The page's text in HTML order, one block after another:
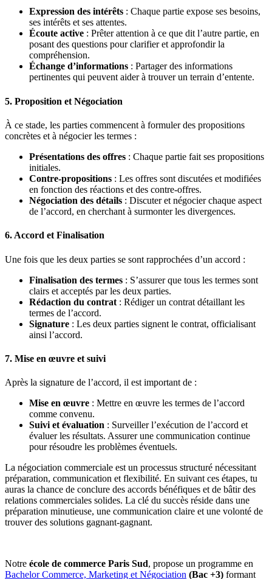
Expression des intérêts : Chaque partie expose ses besoins,
ses intérêts et ses attentes.
Écoute active : Prêter attention à ce que dit l’autre partie, en
posant des questions pour clarifier et approfondir la
compréhension.
Échange d’informations : Partager des informations
pertinentes qui peuvent aider à trouver un terrain d’entente.
5. Proposition et Négociation
À ce stade, les parties commencent à formuler des propositions
concrètes et à négocier les termes :
Présentations des offres : Chaque partie fait ses propositions
initiales.
Contre-propositions : Les offres sont discutées et modifiées
en fonction des réactions et des contre-offres.
Négociation des détails : Discuter et négocier chaque aspect
de l’accord, en cherchant à surmonter les divergences.
6. Accord et Finalisation
Une fois que les deux parties se sont rapprochées d’un accord :
Finalisation des termes : S’assurer que tous les termes sont
clairs et acceptés par les deux parties.
Rédaction du contrat : Rédiger un contrat détaillant les
termes de l’accord.
Signature : Les deux parties signent le contrat, officialisant
ainsi l’accord.
7. Mise en œuvre et suivi
Après la signature de l’accord, il est important de :
Mise en œuvre : Mettre en œuvre les termes de l’accord
comme convenu.
Suivi et évaluation : Surveiller l’exécution de l’accord et
évaluer les résultats. Assurer une communication continue
pour résoudre les problèmes éventuels.
La négociation commerciale est un processus structuré nécessitant
préparation, communication et flexibilité. En suivant ces étapes, tu
auras la chance de conclure des accords bénéfiques et de bâtir des
relations commerciales solides. La clé du succès réside dans une
préparation minutieuse, une communication claire et une volonté de
trouver des solutions gagnant-gagnant.
Notre école de commerce Paris Sud, propose un programme en
Bachelor Commerce, Marketing et Négociation (Bac +3) formant